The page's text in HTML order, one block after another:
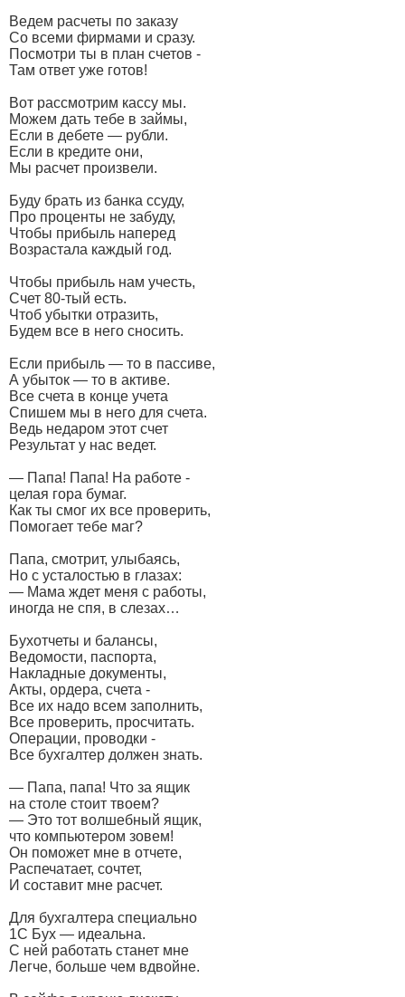
Ведем расчеты по заказу
Со всеми фирмами и сразу.
Посмотри ты в план счетов -
Там ответ уже готов!
Вот рассмотрим кассу мы.
Можем дать тебе в займы,
Если в дебете — рубли.
Если в кредите они,
Мы расчет произвели.
Буду брать из банка ссуду,
Про проценты не забуду,
Чтобы прибыль наперед
Возрастала каждый год.
Чтобы прибыль нам учесть,
Счет 80-тый есть.
Чтоб убытки отразить,
Будем все в него сносить.
Если прибыль — то в пассиве,
А убыток — то в активе.
Все счета в конце учета
Спишем мы в него для счета.
Ведь недаром этот счет
Результат у нас ведет.
— Папа! Папа! На работе -
целая гора бумаг.
Как ты смог их все проверить,
Помогает тебе маг?
Папа, смотрит, улыбаясь,
Но с усталостью в глазах:
— Мама ждет меня с работы,
иногда не спя, в слезах…
Бухотчеты и балансы,
Ведомости, паспорта,
Накладные документы,
Акты, ордера, счета -
Все их надо всем заполнить,
Все проверить, просчитать.
Операции, проводки -
Все бухгалтер должен знать.
— Папа, папа! Что за ящик
на столе стоит твоем?
— Это тот волшебный ящик,
что компьютером зовем!
Он поможет мне в отчете,
Распечатает, сочтет,
И составит мне расчет.
Для бухгалтера специально
1С Бух — идеальна.
С ней работать станет мне
Легче, больше чем вдвойне.